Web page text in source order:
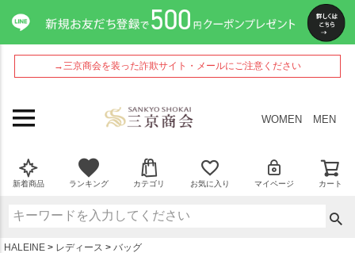
→三京商会を装った詐欺サイト・メールにご注意ください
WOMEN MEN
新着商品 ランキング カテゴリ お気に入り マイページ カート
HALEINE レディース バッグ
ペー
ジト
ップ
へ